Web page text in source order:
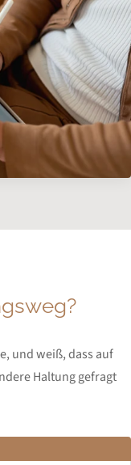
und weiß, dass auf
Haltung gefragt